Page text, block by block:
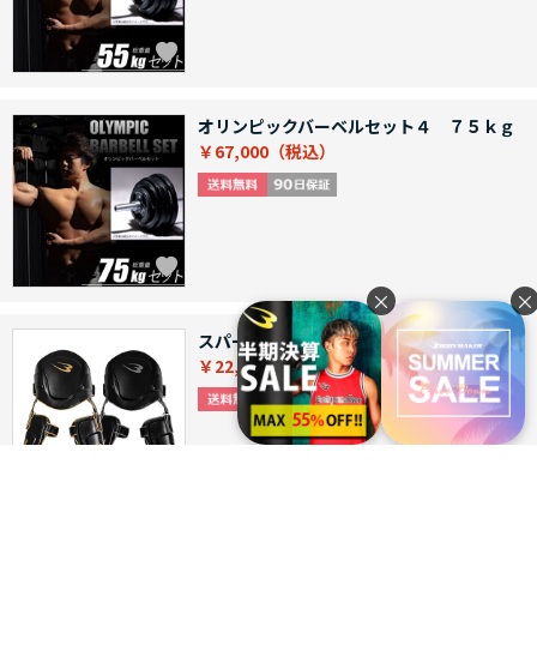
× ×
オリンピックバーベルセット４ ７５ｋｇ
￥67,000
スパーリングプロテクターＥＸ３点セット
￥22,000